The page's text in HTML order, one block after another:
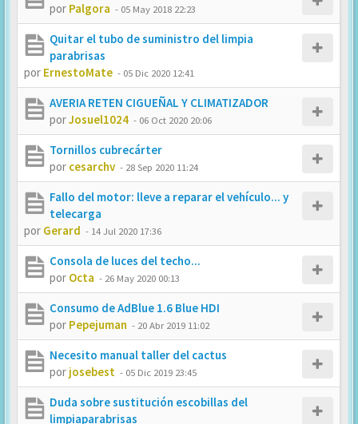
por Palgora - 05 May 2018 22:23
Quitar el tubo de suministro del limpia
parabrisas
por ErnestoMate - 05 Dic 2020 12:41
AVERIA RETEN CIGUEÑAL Y CLIMATIZADOR
porJosuel1024 - 06 Oct 2020 20:06
Tornillos cubrecárter
por cesarchv - 28 Sep 2020 11:24
Fallo del motor: lleve a reparar el vehículo... y
telecarga
por Gerard - 14 Jul 2020 17:36
Consola de luces del techo...
por Octa - 26 May 2020 00:13
Consumo de AdBlue 1.6 Blue HDI
por Pepejuman - 20 Abr 2019 11:02
Necesito manual taller del cactus
por josebest - 05 Dic 2019 23:45
Duda sobre sustitución escobillas del
limpiaparabrisas